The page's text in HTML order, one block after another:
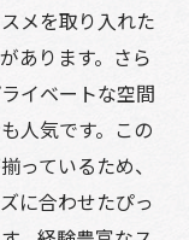
メを取り入れた
あります。さら
イベートな空間
人気です。この
っているため、
に合わせたぴっ